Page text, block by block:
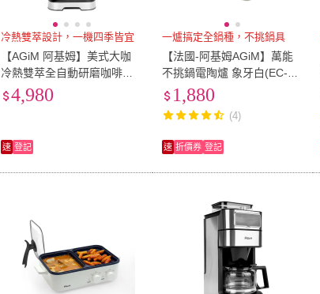
冷熱雙萃設計，一機四季皆宜
【AGiM 阿基姆】美式大咖
冷熱雙萃全自動研磨咖啡機
ACM-C680 震旦代理
4,980
速 登記
一爐搞定全鍋種，不挑鍋具
【法國-阿基姆AGiM】萬能
不挑鍋電陶爐 象牙白(EC-33
0-WH)
1,880
(4)
速 折價券 登記